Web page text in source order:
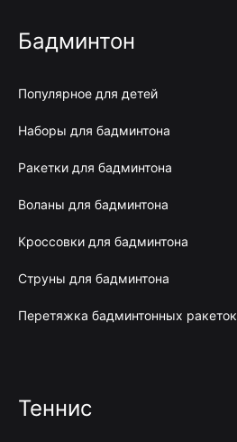
Бадминтон
Популярное для детей
Наборы для бадминтона
Ракетки для бадминтона
Воланы для бадминтона
Кроссовки для бадминтона
Струны для бадминтона
Перетяжка бадминтонных ракеток
Теннис